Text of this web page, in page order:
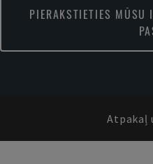
PIERAKSTIETIES MŪSU
Atpakaļ